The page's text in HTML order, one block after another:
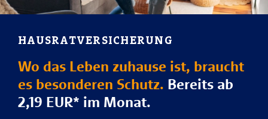
HAUSRATVERSICHERUNG
Wo das Leben zuhause ist, braucht
es besonderen Schutz. Bereits ab
2,19 EUR* im Monat.